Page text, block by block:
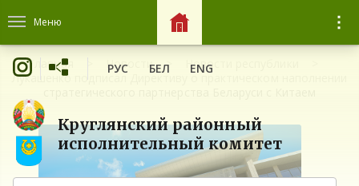
Меню
Круглянский районный
исполнительный комитет
РУС БЕЛ ENG
Главная Новости
Новости республики
Лукашенко подписал Директиву о практическом наполнении